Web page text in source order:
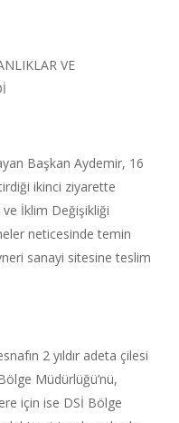
VE
Başkan Aydemir, 16
ikinci ziyarette
İklim Değişikliği
neticesinde temin
sanayi sitesine teslim
2 yıldır adeta çilesi
Müdürlüğü’nü,
için ise DSİ Bölge